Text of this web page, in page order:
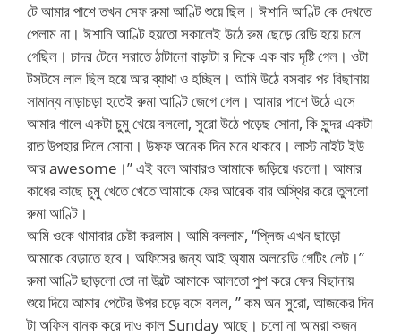
টে আমার পাশে তখন সেফ রুমা আণ্টি শুয়ে ছিল। ঈশানি আণ্টি কে দেখতে
পেলাম না। ঈশানি আণ্টি হয়তো সকালেই উঠে রুম ছেড়ে রেডি হয়ে চলে
গেছিল। চাদর টেনে সরাতে ঠাটানো বাড়াটা র দিকে এক বার দৃষ্টি গেল। ওটা
টসটসে লাল ছিল হয়ে আর ব্যাথা ও হচ্ছিল। আমি উঠে বসবার পর বিছানায়
সামান্য নাড়াচড়া হতেই রুমা আণ্টি জেগে গেল। আমার পাশে উঠে এসে
আমার গালে একটা চুমু খেয়ে বললো, সুরো উঠে পড়েছ সোনা, কি সুন্দর একটা
রাত উপহার দিলে সোনা। উফফ অনেক দিন মনে থাকবে। লাস্ট নাইট ইউ
আর awesome।” এই বলে আবারও আমাকে জড়িয়ে ধরলো। আমার
কাধের কাছে চুমু খেতে খেতে আমাকে ফের আরেক বার অস্থির করে তুললো
রুমা আণ্টি।
আমি ওকে থামাবার চেষ্টা করলাম। আমি বললাম, “প্লিজ এখন ছাড়ো
আমাকে বেড়াতে হবে। অফিসের জন্য আই অ্যাম অলরেডি গেটিং লেট।”
রুমা আণ্টি ছাড়লো তো না উল্টে আমাকে আলতো পুশ করে ফের বিছানায়
শুয়ে দিয়ে আমার পেটের উপর চড়ে বসে বলল, ” কম অন সুরো, আজকের দিন
টা অফিস বানক করে দাও কাল Sunday আছে। চলো না আমরা কজন